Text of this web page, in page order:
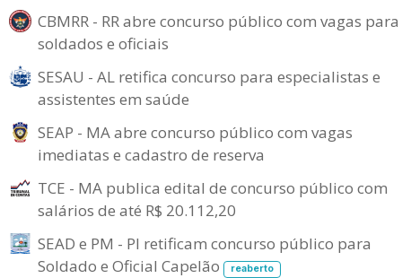
CBMRR - RR abre concurso público com vagas para
soldados e oficiais
SESAU - AL retifica concurso para especialistas e
assistentes em saúde
SEAP - MA abre concurso público com vagas
imediatas e cadastro de reserva
TCE - MA publica edital de concurso público com
salários de até R$ 20.112,20
SEAD e PM - PI retificam concurso público para
Soldado e Oficial Capelão
reaberto